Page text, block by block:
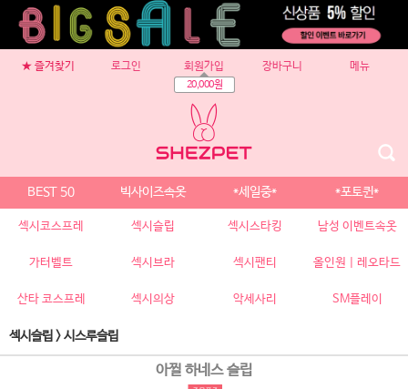
★ 즐겨찾기 로그인 회원가입
20,000원
장바구니 메뉴
BEST 50 빅사이즈속옷 *세일중* *포토퀸*
섹시코스프레 섹시슬립 섹시스타킹 남성 이벤트속옷
가터벨트 섹시브라 섹시팬티 올인원 | 레오타드
산타 코스프레 섹시의상 악세사리 SM플레이
섹시슬립 >시스루슬립
아찔 하네스 슬립